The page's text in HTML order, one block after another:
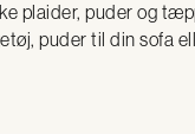
plaider, puder og
puder til din sofa